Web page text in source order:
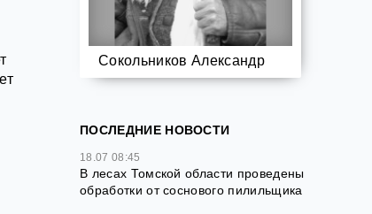
Сокольников Александр
ПОСЛЕДНИЕ НОВОСТИ
18.07 08:45
В лесах Томской области проведены
обработки от соснового пилильщика